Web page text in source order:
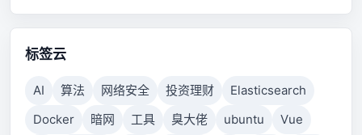
标签云
AI 算法 网络安全 投资理财
Elasticsearch
Docker
暗网 工具 臭大佬 ubuntu
Vue